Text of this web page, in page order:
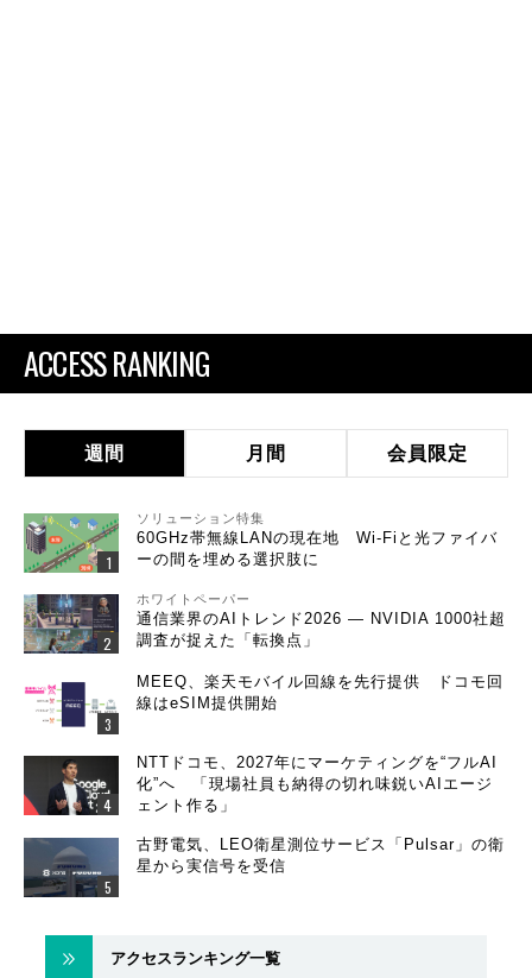
ACCESS RANKING
週間 月間 会員限定
ソリューション特集
60GHz帯無線LANの現在地 Wi-Fiと光ファイバ
ーの間を埋める選択肢に
ホワイトペーパー
通信業界のAIトレンド2026 ― NVIDIA 1000社超
調査が捉えた「転換点」
MEEQ、楽天モバイル回線を先行提供 ドコモ回
線はeSIM提供開始
NTTドコモ、2027年にマーケティングを“フルAI
化”へ 「現場社員も納得の切れ味鋭いAIエージ
ェント作る」
古野電気、LEO衛星測位サービス「Pulsar」の衛
星から実信号を受信
アクセスランキング一覧